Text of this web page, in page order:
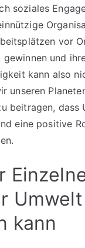
soziales
vor
und
kann also
unseren
beitragen, dass
eine positive
Umwelt
kann